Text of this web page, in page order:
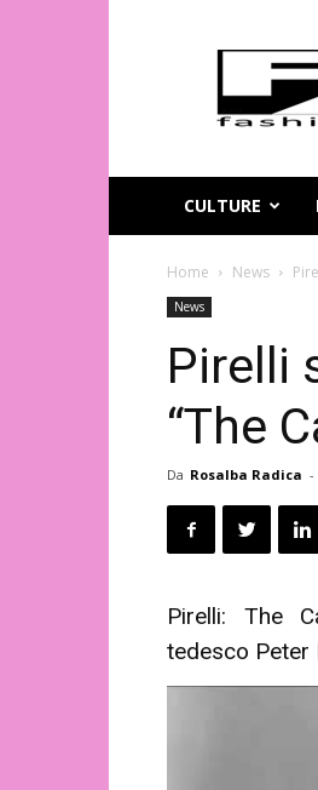
Magazine
moda
online
CULTURE
Home News
News
Pirelli
“The
Da Rosalba Radica -
Pirelli: The
tedesco Peter